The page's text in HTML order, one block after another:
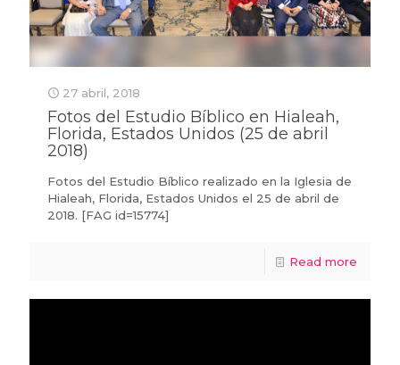
27 abril, 2018
Fotos del Estudio Bíblico en Hialeah,
Florida, Estados Unidos (25 de abril
2018)
Fotos del Estudio Bíblico realizado en la Iglesia de
Hialeah, Florida, Estados Unidos el 25 de abril de
2018. [FAG id=15774]
Read more